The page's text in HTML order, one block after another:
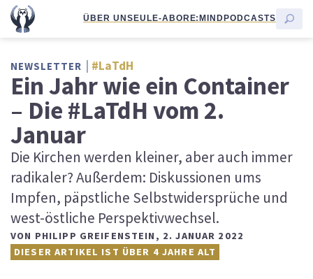
ÜBER UNSEULE-ABORE:MINDPODCASTS
NEWSLETTER #LaTdH
Ein Jahr wie ein Container
– Die #LaTdH vom 2.
Januar
Die Kirchen werden kleiner, aber auch immer
radikaler? Außerdem: Diskussionen ums
Impfen, päpstliche Selbstwidersprüche und
west-östliche Perspektivwechsel.
VON PHILIPP GREIFENSTEIN , 2. JANUAR 2022
DIESER ARTIKEL IST ÜBER 4 JAHRE ALT